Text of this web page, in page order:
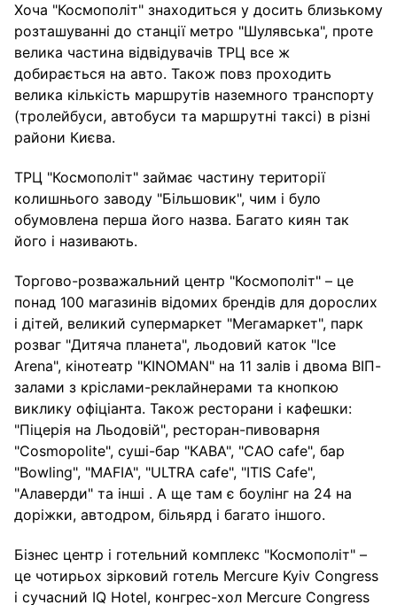
Хоча "Космополіт" знаходиться у досить близькому
розташуванні до станції метро "Шулявська", проте
велика частина відвідувачів ТРЦ все ж
добирається на авто. Також повз проходить
велика кількість маршрутів наземного транспорту
(тролейбуси, автобуси та маршрутні таксі) в різні
райони Києва.
ТРЦ "Космополіт" займає частину території
колишнього заводу "Більшовик", чим і було
обумовлена перша його назва. Багато киян так
його і називають.
Торгово-розважальний центр "Космополіт" – це
понад 100 магазинів відомих брендів для дорослих
і дітей, великий супермаркет "Мегамаркет", парк
розваг "Дитяча планета", льодовий каток "Ice
Arena", кінотеатр "KINOMAN" на 11 залів і двома ВІП-
залами з кріслами-реклайнерами та кнопкою
виклику офіціанта. Також ресторани і кафешки:
"Піцерія на Льодовій", ресторан-пивоварня
"Cosmopolite", суші-бар "КАВА", "CAO cafe", бар
"Bowling", "MAFIA", "ULTRA cafe", "ITIS Cafe",
"Алаверди" та інші . А ще там є боулінг на 24 на
доріжки, автодром, більярд і багато іншого.
Бізнес центр і готельний комплекс "Космополіт" –
це чотирьох зірковий готель Mercure Kyiv Congress
і сучасний IQ Hotel, конгрес-хол Mercure Congress